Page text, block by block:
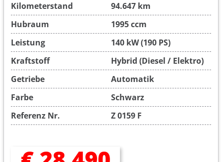
Kilometerstand
94.647 km
Hubraum
1995 ccm
Leistung
140 kW (190 PS)
Kraftstoff
Hybrid (Diesel / Elektro)
Getriebe
Automatik
Farbe
Schwarz
Referenz Nr.
Z 0159 F